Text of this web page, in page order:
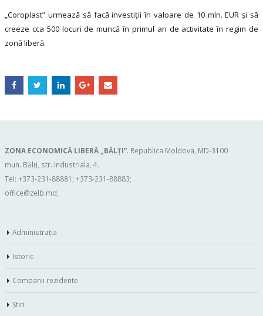
„Coroplast” urmează să facă investiții în valoare de 10 mln. EUR și să
creeze cca 500 locuri de muncă în primul an de activitate în regim de
zonă liberă.
ZONA ECONOMICĂ LIBERĂ „BĂLŢI”. Republica Moldova, MD-3100
mun. Bălți, str. Industriala, 4.
Tel: +373-231-88881; +373-231-88883;
office@zelb.md;
Administraţia
Istoric
Companii rezidente
Ştiri